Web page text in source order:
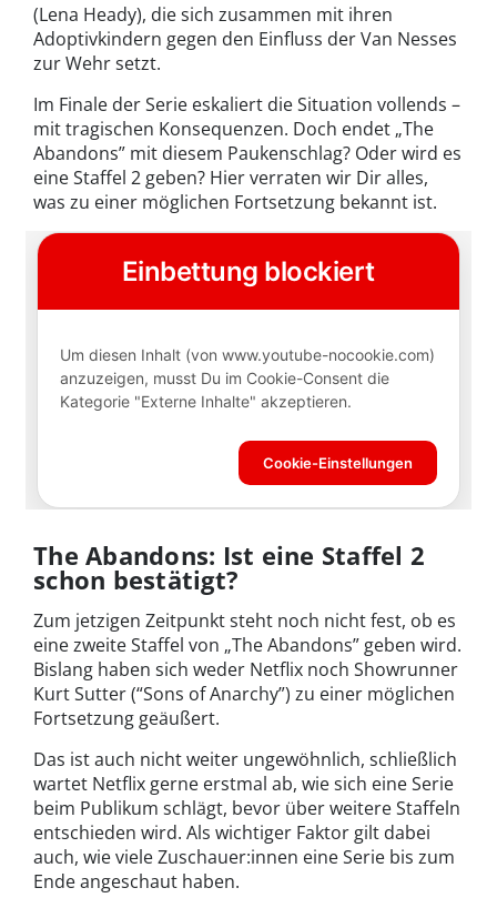
(Lena Heady), die sich zusammen mit ihren
Adoptivkindern gegen den Einfluss der Van Nesses
zur Wehr setzt.
Im Finale der Serie eskaliert die Situation vollends –
mit tragischen Konsequenzen. Doch endet „The
Abandons” mit diesem Paukenschlag? Oder wird es
eine Staffel 2 geben? Hier verraten wir Dir alles,
was zu einer möglichen Fortsetzung bekannt ist.
The Abandons: Ist eine Staffel 2
schon bestätigt?
Zum jetzigen Zeitpunkt steht noch nicht fest, ob es
eine zweite Staffel von „The Abandons” geben wird.
Bislang haben sich weder Netflix noch Showrunner
Kurt Sutter (“Sons of Anarchy”) zu einer möglichen
Fortsetzung geäußert.
Das ist auch nicht weiter ungewöhnlich, schließlich
wartet Netflix gerne erstmal ab, wie sich eine Serie
beim Publikum schlägt, bevor über weitere Staffeln
entschieden wird. Als wichtiger Faktor gilt dabei
auch, wie viele Zuschauer:innen eine Serie bis zum
Ende angeschaut haben.